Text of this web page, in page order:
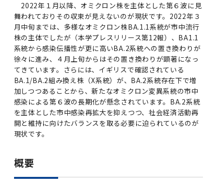
2014年度
2013年度
2012年度
2011年度
お茶の水医学雑誌
2022年１月以降、オミクロン株を主体とした第６波に見
舞われておりその収束が見えないのが現状です。2022年３
月中旬までは、多様なオミクロン株BA.1.1系統が市中流行
株の主体でしたが（本学プレスリリース第12報）、BA1.1
系統から感染伝播性が更に高いBA.2系統への置き換わりが
徐々に進み、４月上旬からはその置き換わりが顕著になっ
てきています。さらには、イギリスで確認されている
BA.1/BA.2組み換え株（X系統）が、BA.2系統存在下で増
加しつつあることから、新たなオミクロン変異系統の市中
感染による第６波の長期化が懸念されています。BA.2系統
を主体とした市中感染再拡大を抑えつつ、社会経済活動再
開と維持に向けたバランスを取る必要に迫られているのが
現状です。
概要